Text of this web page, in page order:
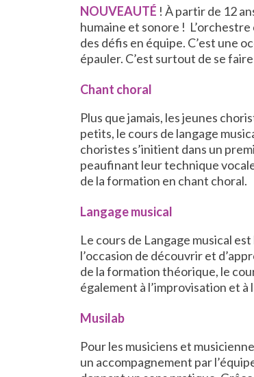
NOUVEAUTÉ ! À partir de 12
humaine et sonore !
des défis en équipe. C’est une
épauler. C’est surtout de se
Chant choral
Plus que jamais, les jeunes
petits, le cours de langage
choristes s’initient dans un
peaufinant leur technique
de la formation en chant choral.
Langage musical
Le cours de Langage musical
l’occasion de découvrir et
de la formation théorique, le
également à l’improvisation et à
Musilab
Pour les musiciens et
un accompagnement par